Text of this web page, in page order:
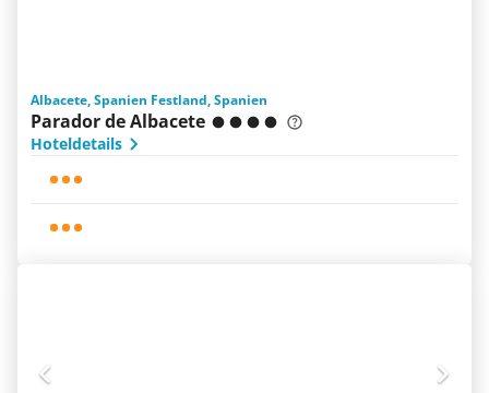
Albacete, Spanien Festland, Spanien
Parador de Albacete
Hoteldetails